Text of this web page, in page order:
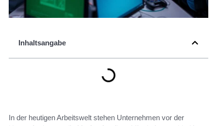
Inhaltsangabe
In der heutigen Arbeitswelt stehen Unternehmen vor der